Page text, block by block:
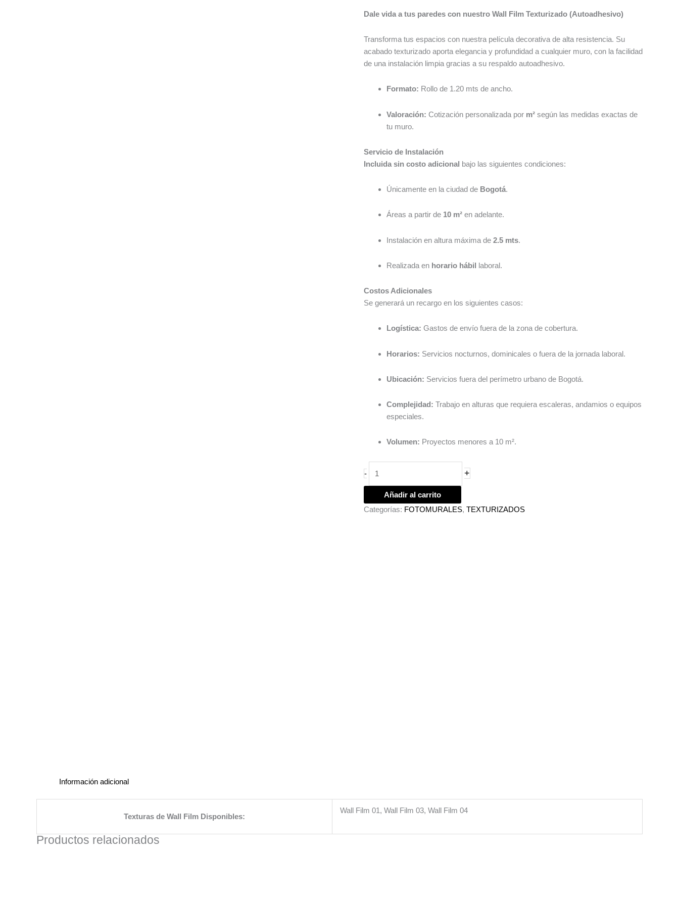
Dale vida a tus paredes con nuestro Wall Film Texturizado (Autoadhesivo)
Transforma tus espacios con nuestra película decorativa de alta resistencia. Su
acabado texturizado aporta elegancia y profundidad a cualquier muro, con la facilidad
de una instalación limpia gracias a su respaldo autoadhesivo.
Formato: Rollo de 1.20 mts de ancho.
Valoración: Cotización personalizada por m² según las medidas exactas de
tu muro.
Servicio de Instalación
Incluida sin costo adicional bajo las siguientes condiciones:
Únicamente en la ciudad de Bogotá.
Áreas a partir de 10 m² en adelante.
Instalación en altura máxima de 2.5 mts.
Realizada en horario hábil laboral.
Costos Adicionales
Se generará un recargo en los siguientes casos:
Logística: Gastos de envío fuera de la zona de cobertura.
Horarios: Servicios nocturnos, dominicales o fuera de la jornada laboral.
Ubicación: Servicios fuera del perímetro urbano de Bogotá.
Complejidad: Trabajo en alturas que requiera escaleras, andamios o equipos
especiales.
Volumen: Proyectos menores a 10 m².
- +
Añadir al carrito
Categorías: FOTOMURALES, TEXTURIZADOS
Información adicional
Texturas de Wall Film Disponibles:
Wall Film 01, Wall Film 03, Wall Film 04
Productos relacionados